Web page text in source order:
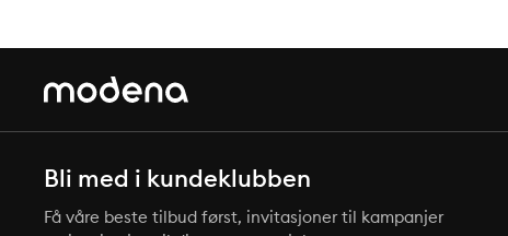
Bli med i kundeklubben
Få våre beste tilbud først, invitasjoner til kampanjer